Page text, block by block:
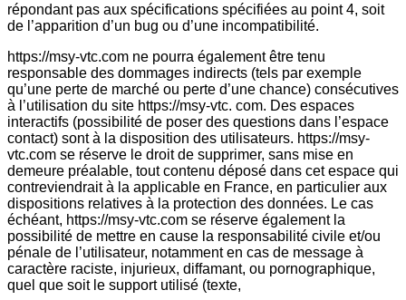
répondant pas aux spécifications spécifiées au point 4, soit
de l’apparition d’un bug ou d’une incompatibilité.
https://msy-vtc.com ne pourra également être tenu
responsable des dommages indirects (tels par exemple
qu’une perte de marché ou perte d’une chance) consécutives
à l’utilisation du site https://msy-vtc. com. Des espaces
interactifs (possibilité de poser des questions dans l’espace
contact) sont à la disposition des utilisateurs. https://msy-
vtc.com se réserve le droit de supprimer, sans mise en
demeure préalable, tout contenu déposé dans cet espace qui
contreviendrait à la applicable en France, en particulier aux
dispositions relatives à la protection des données. Le cas
échéant, https://msy-vtc.com se réserve également la
possibilité de mettre en cause la responsabilité civile et/ou
pénale de l’utilisateur, notamment en cas de message à
caractère raciste, injurieux, diffamant, ou pornographique,
quel que soit le support utilisé (texte,